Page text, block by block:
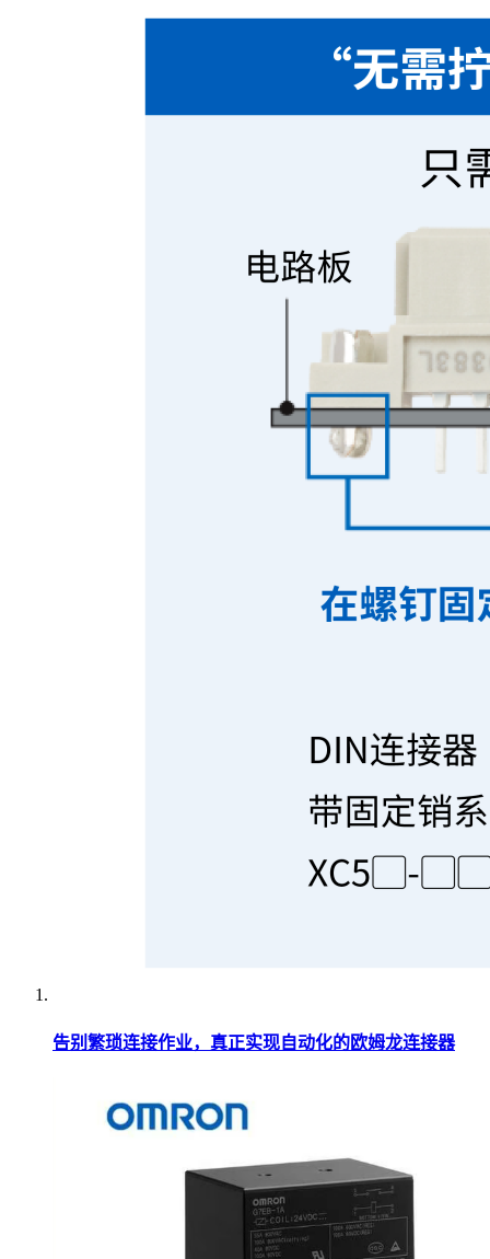
告别繁琐连接作业，真正实现自动化的欧姆龙连接器